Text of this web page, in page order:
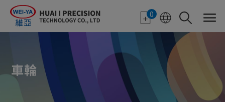
0
車輪
Cookie管理面板